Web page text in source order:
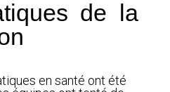
de la
en santé ont été